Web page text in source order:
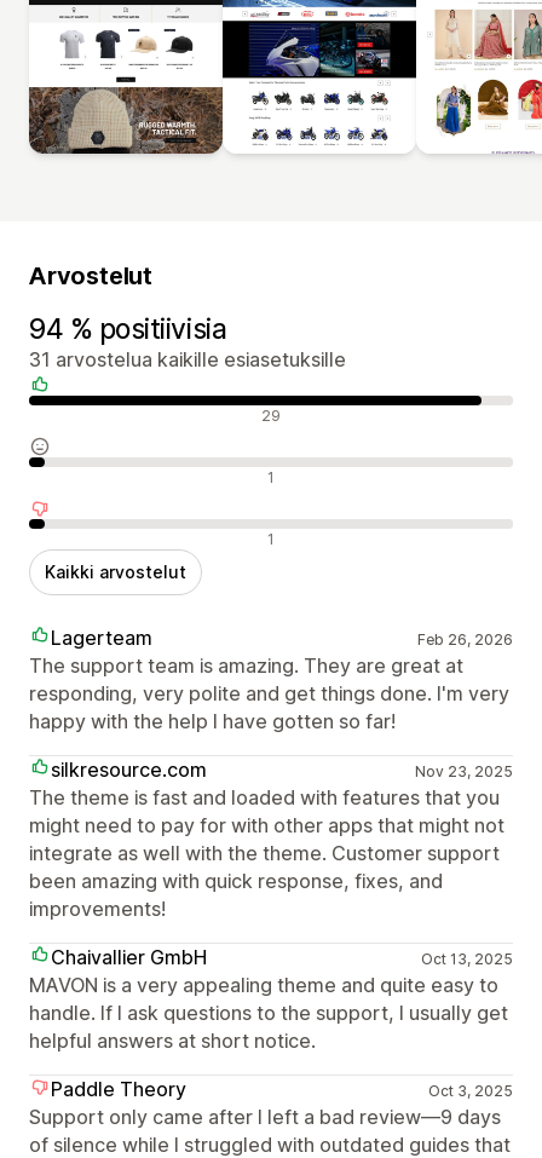
Arvostelut
94 % positiivisia
31 arvostelua kaikille esiasetuksille
Positiiviset arvostelut 29
Neutraalit arvostelut 1
Negatiiviset arvostelut 1
Kaikki arvostelut
Lagerteam Feb 26, 2026
The support team is amazing. They are great at
responding, very polite and get things done. I'm very
happy with the help I have gotten so far!
silkresource.com
Nov 23, 2025
The theme is fast and loaded with features that you
might need to pay for with other apps that might not
integrate as well with the theme. Customer support
been amazing with quick response, fixes, and
improvements!
Chaivallier GmbH
Oct 13, 2025
MAVON is a very appealing theme and quite easy to
handle. If I ask questions to the support, I usually get
helpful answers at short notice.
Paddle Theory
Oct 3, 2025
Support only came after I left a bad review—9 days
of silence while I struggled with outdated guides that